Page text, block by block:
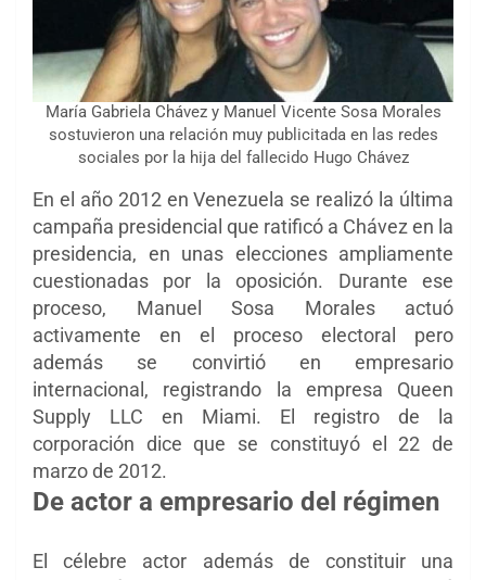
María Gabriela Chávez y Manuel Vicente Sosa Morales
sostuvieron una relación muy publicitada en las redes
sociales por la hija del fallecido Hugo Chávez
En el año 2012 en Venezuela se realizó la última
campaña presidencial que ratificó a Chávez en la
presidencia, en unas elecciones ampliamente
cuestionadas por la oposición. Durante ese
proceso, Manuel Sosa Morales actuó
activamente en el proceso electoral pero
además se convirtió en empresario
internacional, registrando la empresa Queen
Supply LLC en Miami. El registro de la
corporación dice que se constituyó el 22 de
marzo de 2012.
De actor a empresario del régimen
El célebre actor además de constituir una